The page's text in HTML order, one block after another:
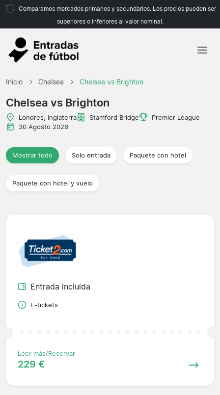
Comparamos mercados primarios y secundarios. Los precios pueden ser
superiores o inferiores al valor nominal.
Inicio Chelsea Chelsea vs Brighton
Chelsea vs Brighton
Londres, Inglaterra Stamford Bridge
Premier League
30 Agosto 2026
Mostrar todo Solo entrada Paquete con hotel
Paquete con hotel y vuelo
Entrada incluida
E-tickets
Leer más/Reservar
229 €